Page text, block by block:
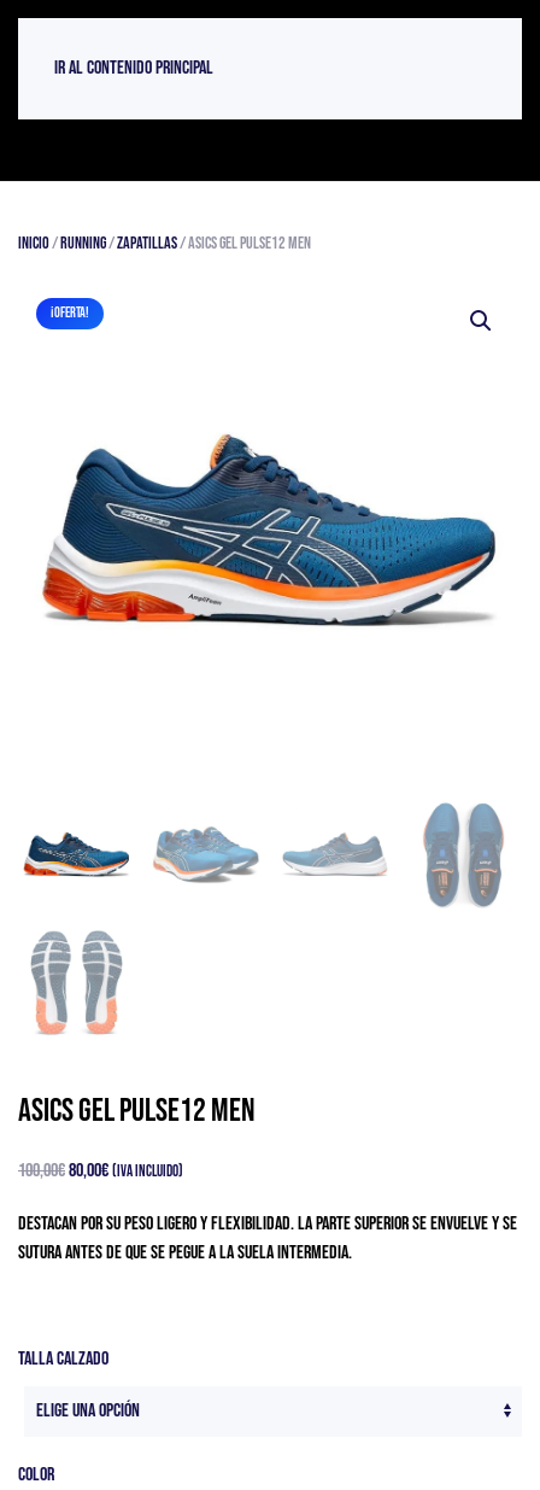
Ir al contenido principal
Inicio/Running/Zapatillas/ Asics Gel Pulse12 Men
¡OFERTA!
Asics Gel Pulse12 Men
100,00€El
original
era:
80,00€El
actual
es:
(IVA Incluido)
Destacan por su peso ligero y flexibilidad. La parte superior se envuelve y se
sutura antes de que se pegue a la suela intermedia.
Talla Calzado
Color